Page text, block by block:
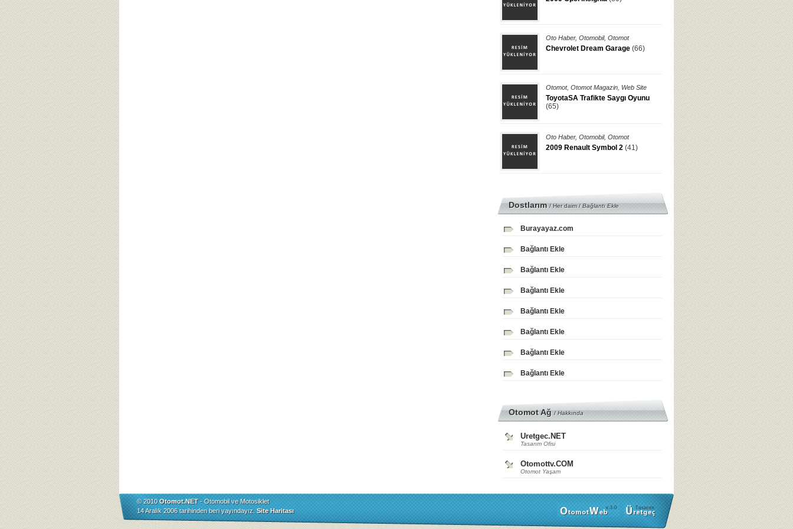
Oto Haber, Otomobil, Otomot
Chevrolet Dream Garage (66)
Otomot, Otomot Magazin Web Site
ToyotaSA Trafikte Saygı Oyunu
(65)
Oto Haber, Otomobil, Otomot
2009 Renault Symbol 2 (41)
Dostlarım/ Her daim /Bağlantı Ekle
Burayayaz.com
Bağlantı Ekle
Bağlantı Ekle
Bağlantı Ekle
Bağlantı Ekle
Bağlantı Ekle
Bağlantı Ekle
Bağlantı Ekle
Otomot Ağ/Hakkında
Uretgec.NET
Tasarım Ofisi
Otomottv.COM
Otomot Yaşam
© 2010Otomot.NET- Otomobil ve Motosiklet
14 Aralık 2006 tarihinden beri yayındayız. Site Haritası